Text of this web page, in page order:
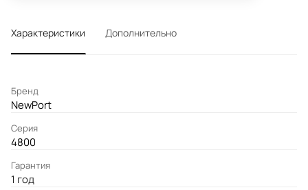
Характеристики Дополнительно
Бренд
NewPort
Серия
4800
Гарантия
1 год